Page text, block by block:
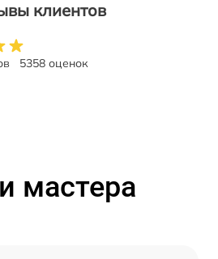
клиентов
5358 оценок
мастера